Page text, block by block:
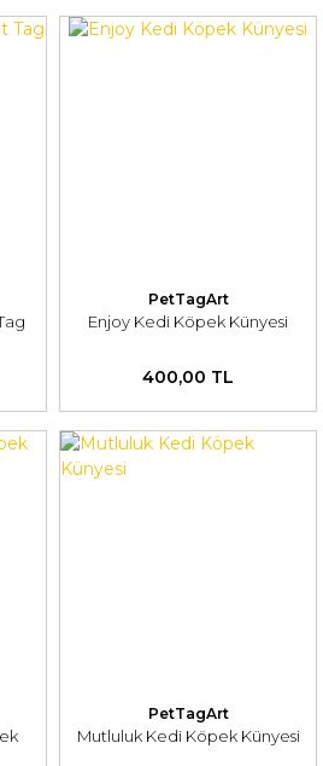
PetTagArt
Enjoy Kedi Köpek Künyesi
400,00 TL
PetTagArt
Mutluluk Kedi Köpek Künyesi